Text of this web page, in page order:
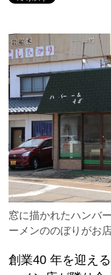
窓に描かれたハンバ
ーメンののぼりがお
創業40 年を迎え